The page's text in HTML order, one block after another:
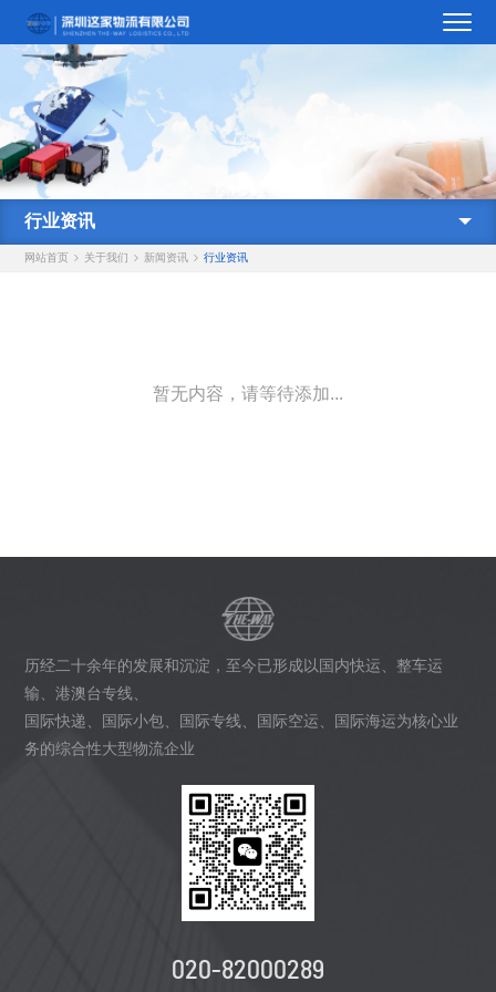
行业资讯
网站首页 关于我们 新闻资讯 行业资讯
暂无内容，请等待添加...
历经二十余年的发展和沉淀，至今已形成以国内快运、整车运
输、港澳台专线、
国际快递、国际小包、国际专线、国际空运、国际海运为核心业
务的综合性大型物流企业
020-82000289